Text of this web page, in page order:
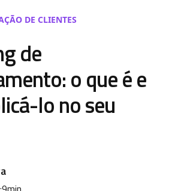
DE CLIENTES
de
o que é e
lo no seu